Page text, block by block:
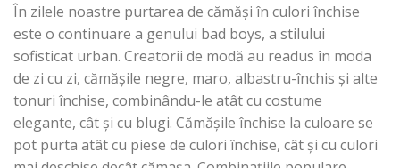
În zilele noastre purtarea de cămăși în culori închise
este o continuare a genului bad boys, a stilului
sofisticat urban. Creatorii de modă au readus în moda
de zi cu zi, cămășile negre, maro, albastru-închis și alte
tonuri închise, combinându-le atât cu costume
elegante, cât și cu blugi. Cămășile închise la culoare se
pot purta atât cu piese de culori închise, cât și cu culori